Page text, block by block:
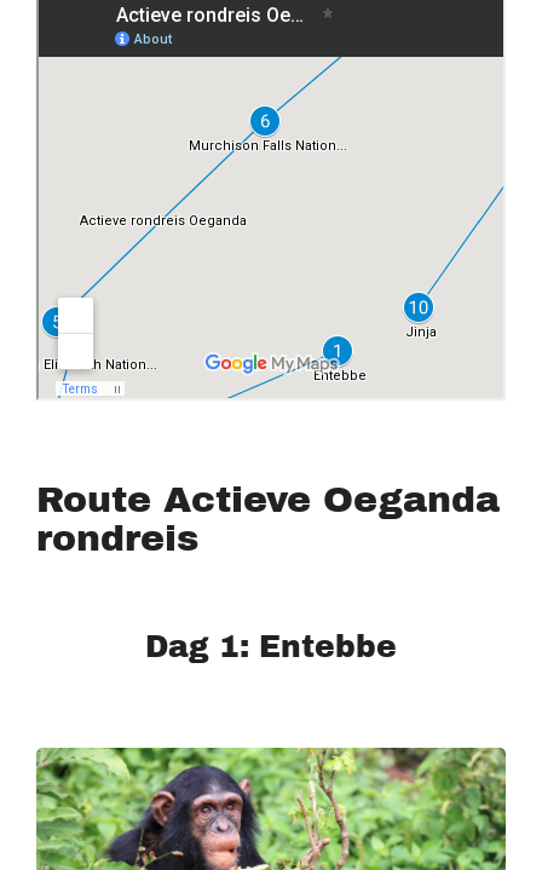
Route Actieve Oeganda
rondreis
Dag 1: Entebbe